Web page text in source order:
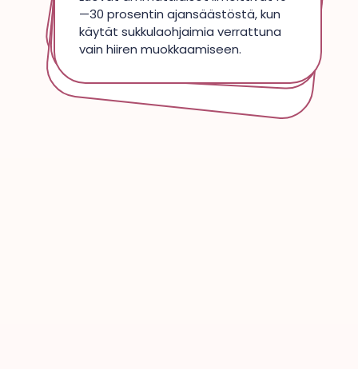
—30 prosentin ajansäästöstä, kun
käytät sukkulaohjaimia verrattuna
vain hiiren muokkaamiseen.
sovellusten kanssa.
Suunniteltu sopimaan mihin tahansa työpöydällesi ja
Ihanteellinen pieniin studioihin,
m
obiilisarjoihin tai toissijaisiin
ohjaim
iin.